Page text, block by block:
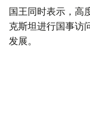
国王同时表示，高
克斯坦进行国事访
发展。